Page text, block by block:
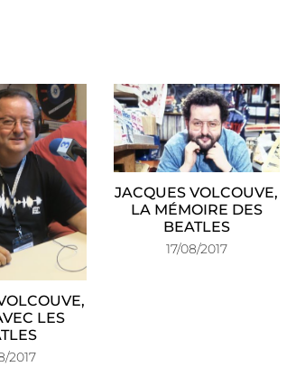
LES
2017
JACQUES VOLCOUVE,
LA MÉMOIRE DES
BEATLES
17/08/2017